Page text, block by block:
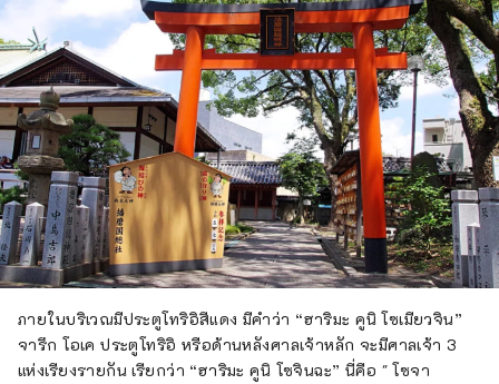
ภายในบริเวณมีประตูโทริอิสีแดง มีคำว่า “ฮาริมะ คูนิ โซเมียวจิน”
จารึก โอเค ประตูโทริอิ หรือด้านหลังศาลเจ้าหลัก จะมีศาลเจ้า 3
แห่งเรียงรายกัน เรียกว่า “ฮาริมะ คูนิ โซจินฉะ” นี่คือ " โซจา